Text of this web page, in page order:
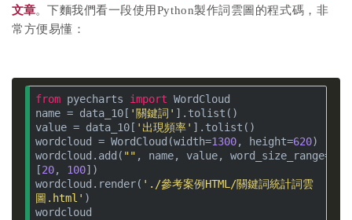
文章。 下麵我們看一段使用Python製作詞雲圖的程式碼，非
常方便易懂：
from pyecharts import WordCloud
name = data_10[ '關鍵詞' ].tolist()
value = data_10[ '出現頻率' ].tolist()
wordcloud = WordCloud(width=1300, height=620)
wordcloud.add( "" , name, value, word_size_range=
[20, 100])
wordcloud.render( './參考案例HTML/關鍵詞統計詞雲
圖.html' )
wordcloud